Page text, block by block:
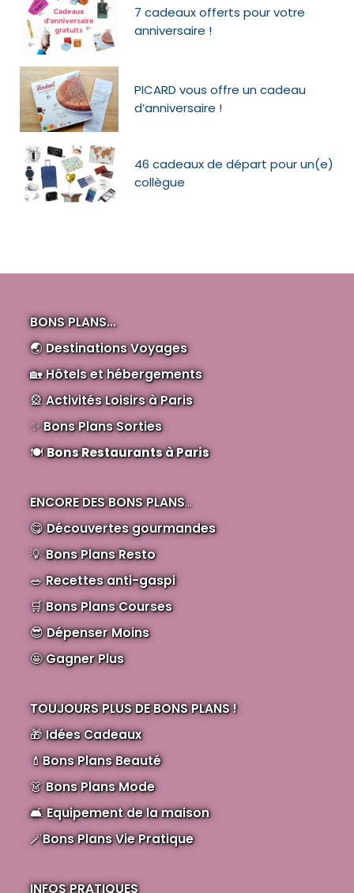
7 cadeaux offerts pour votre
anniversaire !
PICARD vous offre un cadeau
d’anniversaire !
46 cadeaux de départ pour un(e)
collègue
BONS PLANS...
🌏Destinations Voyages
🏡Hôtels et hébergements
🎡Activités Loisirs à Paris
✨Bons Plans Sorties
🍽️Bons Restaurants à Paris
ENCORE DES BONS PLANS...
😋Découvertes gourmandes
💡Bons Plans Resto
🥗Recettes anti-gaspi
🛒Bons Plans Courses
😎Dépenser Moins
🤩Gagner Plus
TOUJOURS PLUS DE BONS PLANS !
🎁Idées Cadeaux
💄Bons Plans Beauté
👗Bons Plans Mode
🛋️Equipement de la maison
🪄Bons Plans Vie Pratique
INFOS PRATIQUES